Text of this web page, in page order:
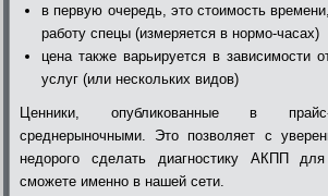
в первую очередь, это стоимость
работу спецы (измеряется в нормо-часах)
цена также варьируется в зависимости
услуг (или нескольких видов)
Ценники, опубликованные в
среднерыночными. Это позволяет с
недорого сделать диагностику АКПП
сможете именно в нашей сети.